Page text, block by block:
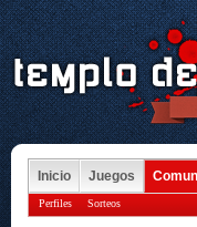
Inicio Juegos
Perfiles Sorteos